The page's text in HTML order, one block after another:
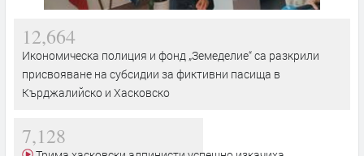
12,664
Икономическа полиция и фонд „Земеделие“ са разкрили
присвояване на субсидии за фиктивни пасища в
Кърджалийско и Хасковско
7,128